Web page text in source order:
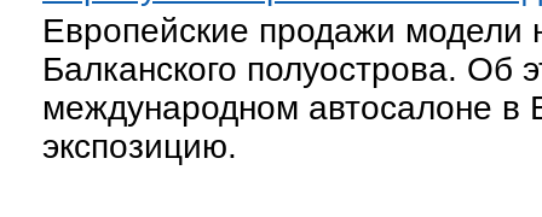
Европейские продажи модели
Балканского полуострова. Об
международном автосалоне в
экспозицию.